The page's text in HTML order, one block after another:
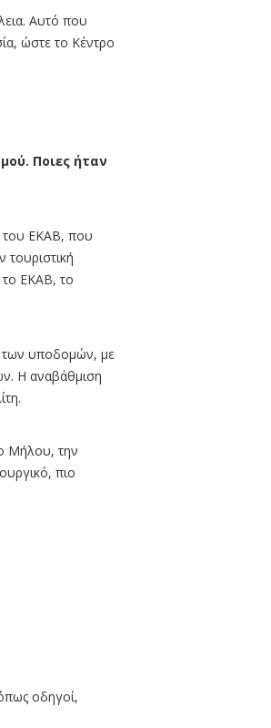
Αυτό που
ώστε το Κέντρο
Ποιες ήταν
του ΕΚΑΒ, που
τουριστική
ΕΚΑΒ, το
των υποδομών, με
Η αναβάθμιση
Μήλου, την
πιο
οδηγοί,